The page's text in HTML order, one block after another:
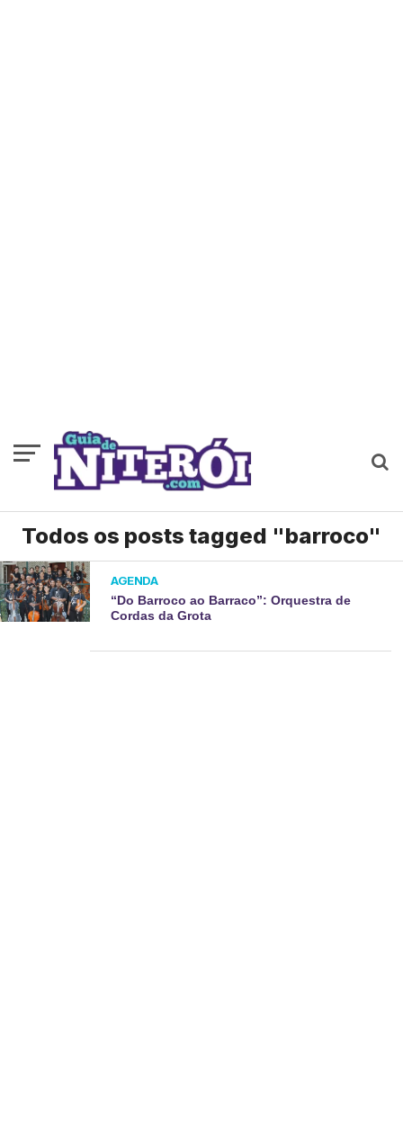
Todos os posts tagged "barroco"
AGENDA
“Do Barroco ao Barraco”: Orquestra de
Cordas da Grota